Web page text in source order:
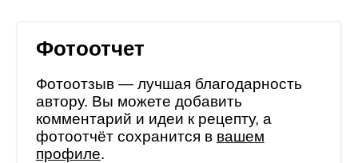
Фотоотчет
Фотоотзыв — лучшая благодарность
автору. Вы можете добавить
комментарий и идеи к рецепту, а
фотоотчёт сохранится в вашем
профиле.